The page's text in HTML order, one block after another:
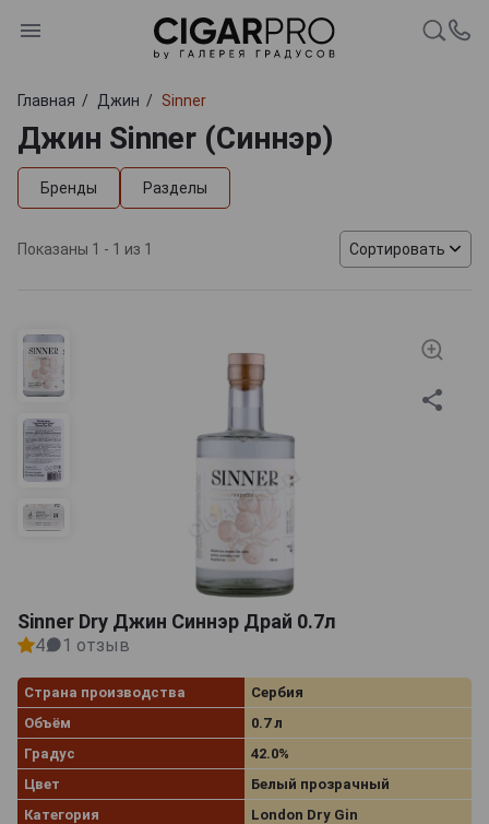
Главная Джин Sinner
Джин Sinner (Синнэр)
Бренды Разделы
Показаны 1 - 1 из 1 Сортировать
Sinner Dry Джин Синнэр Драй 0.7л
4 1 отзыв
Страна производства
Сербия
Объём
0.7 л
Градус
42.0%
Цвет
Белый прозрачный
Категория
London Dry Gin